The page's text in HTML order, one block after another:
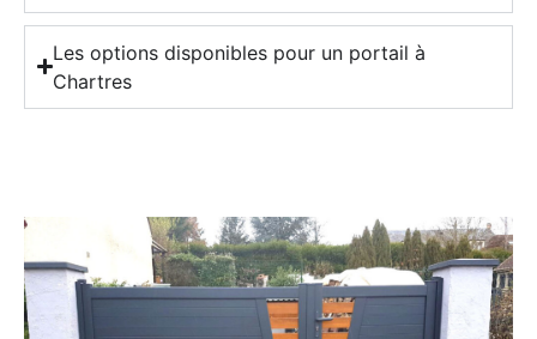
Les options disponibles pour un portail à
Chartres